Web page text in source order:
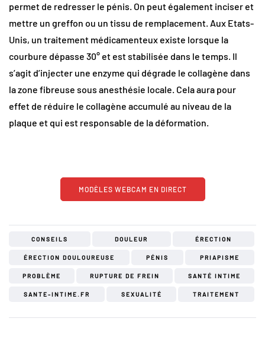
permet de redresser le pénis. On peut également inciser et
mettre un greffon ou un tissu de remplacement. Aux Etats-
Unis, un traitement médicamenteux existe lorsque la
courbure dépasse 30° et est stabilisée dans le temps. Il
s’agit d’injecter une enzyme qui dégrade le collagène dans
la zone fibreuse sous anesthésie locale. Cela aura pour
effet de réduire le collagène accumulé au niveau de la
plaque et qui est responsable de la déformation.
MODÈLES WEBCAM EN DIRECT
CONSEILS DOULEUR ÉRECTION
ÉRECTION DOULOUREUSE PÉNIS PRIAPISME
PROBLÈME RUPTURE DE FREIN SANTÉ INTIME
SANTE-INTIME.FR SEXUALITÉ TRAITEMENT